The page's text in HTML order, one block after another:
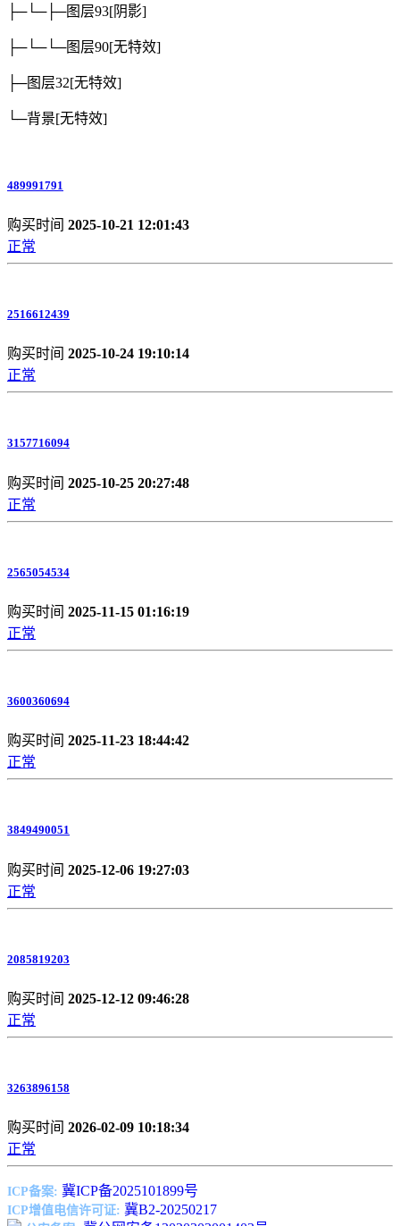
├─└─├─图层93[阴影]
├─└─└─图层90[无特效]
├─图层32[无特效]
└─背景[无特效]
489991791
购买时间 2025-10-21 12:01:43
正常
2516612439
购买时间 2025-10-24 19:10:14
正常
3157716094
购买时间 2025-10-25 20:27:48
正常
2565054534
购买时间 2025-11-15 01:16:19
正常
3600360694
购买时间 2025-11-23 18:44:42
正常
3849490051
购买时间 2025-12-06 19:27:03
正常
2085819203
购买时间 2025-12-12 09:46:28
正常
3263896158
购买时间 2026-02-09 10:18:34
正常
ICP备案: 冀ICP备2025101899号
ICP增值电信许可证: 冀B2-20250217